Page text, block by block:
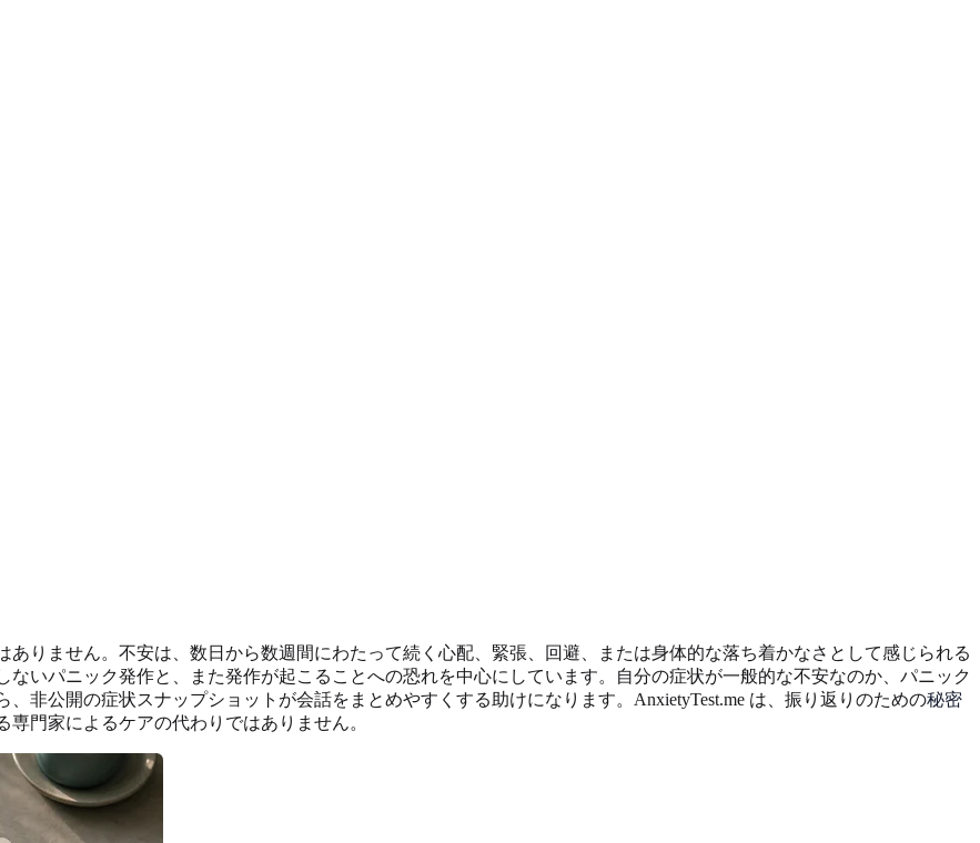
りません。不安は、数日から数週間にわたって続く心配、緊張、回避、または身体的な落ち着かなさとして感じられる
いパニック発作と、また発作が起こることへの恐れを中心にしています。自分の症状が一般的な不安なのか、パニック
非公開の症状スナップショットが会話をまとめやすくする助けになります。AnxietyTest.me は、振り返りのための秘密
専門家によるケアの代わりではありません。